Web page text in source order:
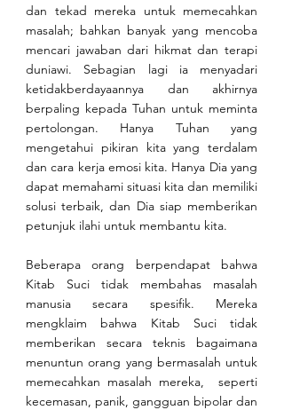
dan tekad mereka untuk memecahkan
masalah; bahkan banyak yang mencoba
mencari jawaban dari hikmat dan terapi
duniawi. Sebagian lagi ia menyadari
ketidakberdayaannya dan akhirnya
berpaling kepada Tuhan untuk meminta
pertolongan. Hanya Tuhan yang
mengetahui pikiran kita yang terdalam
dan cara kerja emosi kita. Hanya Dia yang
dapat memahami situasi kita dan memiliki
solusi terbaik, dan Dia siap memberikan
petunjuk ilahi untuk membantu kita.
Beberapa orang berpendapat bahwa
Kitab Suci tidak membahas masalah
manusia secara spesifik. Mereka
mengklaim bahwa Kitab Suci tidak
memberikan secara teknis bagaimana
menuntun orang yang bermasalah untuk
memecahkan masalah mereka,  seperti
kecemasan, panik, gangguan bipolar dan